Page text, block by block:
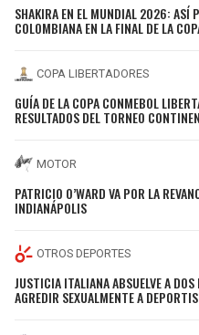
SHAKIRA EN EL MUNDIAL 2026: ASÍ
COLOMBIANA EN LA FINAL DE LA
COPA LIBERTADORES
GUÍA DE LA COPA CONMEBOL
RESULTADOS DEL TORNEO
MOTOR
PATRICIO O’WARD VA POR LA
INDIANÁPOLIS
OTROS DEPORTES
JUSTICIA ITALIANA ABSUELVE A
AGREDIR SEXUALMENTE A